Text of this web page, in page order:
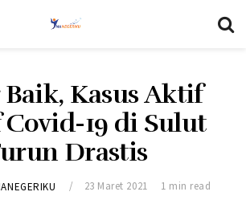
Kasus Aktif
19 di Sulut
Drastis
23 Maret 2021 1 min read